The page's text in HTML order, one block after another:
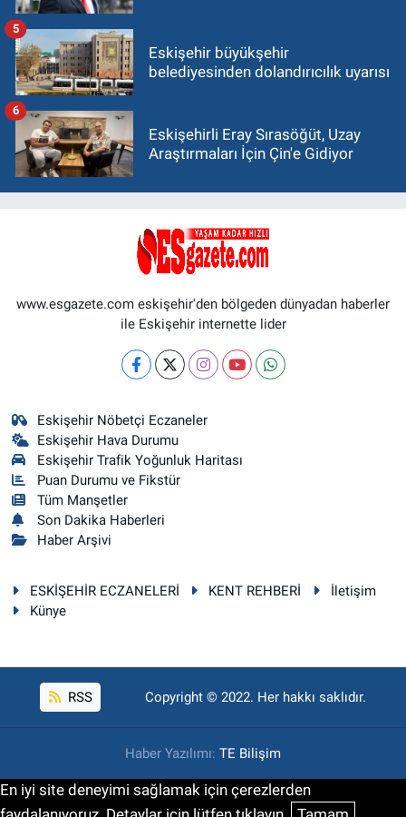
Eskişehir büyükşehir
belediyesinden dolandırıcılık uyarısı
5
Eskişehirli Eray Sırasöğüt, Uzay
Araştırmaları İçin Çin'e Gidiyor
6
www.esgazete.com eskişehir'den bölgeden dünyadan haberler
ile Eskişehir internette lider
Eskişehir Nöbetçi Eczaneler
Eskişehir Hava Durumu
Eskişehir Trafik Yoğunluk Haritası
Puan Durumu ve Fikstür
Tüm Manşetler
Son Dakika Haberleri
Haber Arşivi
ESKİŞEHİR ECZANELERİ KENT REHBERİ
İletişim
Künye
RSS Copyright © 2022. Her hakkı saklıdır.
Haber Yazılımı: TE Bilişim
En iyi site deneyimi sağlamak için çerezlerden